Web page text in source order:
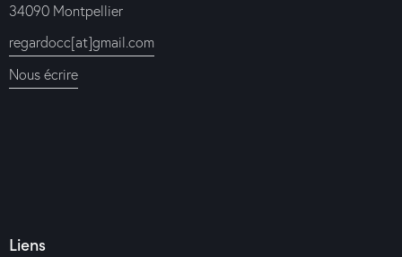
34090 Montpellier
regardocc[at]gmail.com
Nous écrire
Liens